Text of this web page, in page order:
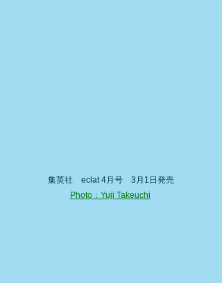
集英社　eclat 4月号　3月1日発売
Photo：Yuji Takeuchi